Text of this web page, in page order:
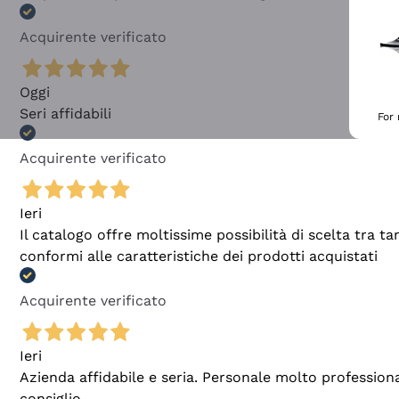
Acquirente verificato
Oggi
Seri affidabili
Acquirente verificato
Ieri
Il catalogo offre moltissime possibilità di scelta tra
conformi alle caratteristiche dei prodotti acquistati
Acquirente verificato
Ieri
Azienda affidabile e seria. Personale molto
For